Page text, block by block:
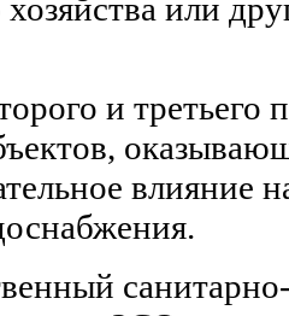
или
и третьего
влияние